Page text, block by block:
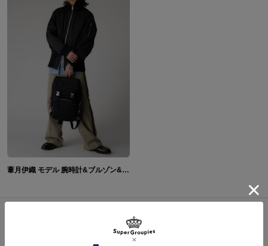
葦月伊織 モデル 腕時計&ブルゾン&バックパック I"s<アイズ>